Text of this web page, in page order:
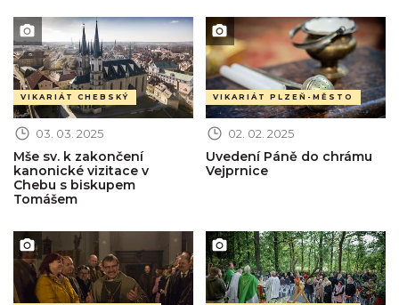
Obrázek novinky
VIKARIÁT CHEBSKÝ
03. 03. 2025
Mše sv. k zakončení
kanonické vizitace v
Chebu s biskupem
Tomášem
Obrázek novinky
VIKARIÁT PLZEŇ-MĚSTO
02. 02. 2025
Uvedení Páně do chrámu
Vejprnice
Obrázek novinky Obrázek novinky